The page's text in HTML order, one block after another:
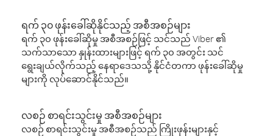
ရက် ၃၀ ဖုန်းခေါ်ဆိုနိုင်သည့် အစီအစဉ်များ
ရက် ၃၀ ဖုန်းခေါ်ဆိုမှု အစီအစဉ်ဖြင့် သင်သည် Viber ၏
သက်သာသော နှုန်းထားများဖြင့် ရက် ၃၀ အတွင်း သင်
ရွေးချယ်လိုက်သည့် နေရာဒေသသို့ နိုင်ငံတကာ ဖုန်းခေါ်ဆိုမှု
များကို လုပ်ဆောင်နိုင်သည်။
လစဉ် စာရင်းသွင်းမှု အစီအစဉ်များ
လစဉ် စာရင်းသွင်းမှု အစီအစဉ်သည် ကြိုးဖုန်းများနှင့်